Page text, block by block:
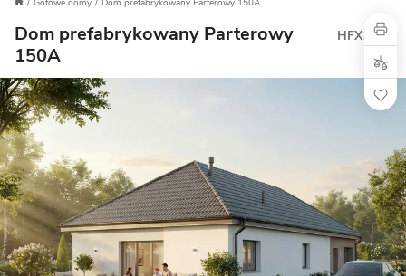
Gotowe domy Dom prefabrykowany Parterowy 150A
Dom prefabrykowany Parterowy
150A
HFX1038